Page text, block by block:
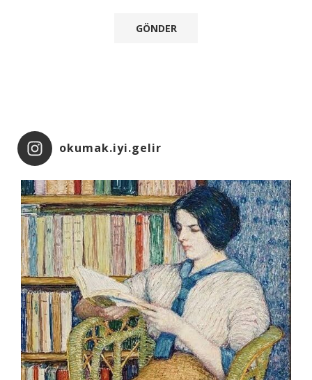
okumak.iyi.gelir